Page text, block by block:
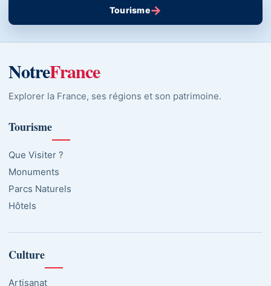
Tourisme→
NotreFrance
Explorer la France, ses régions et son patrimoine.
Tourisme
Que Visiter ?
Monuments
Parcs Naturels
Hôtels
Culture
Artisanat